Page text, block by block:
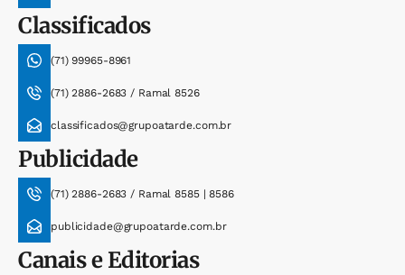
Classificados
(71) 99965-8961
(71) 2886-2683 / Ramal 8526
classificados@grupoatarde.com.br
Publicidade
(71) 2886-2683 / Ramal 8585 | 8586
publicidade@grupoatarde.com.br
Canais e Editorias